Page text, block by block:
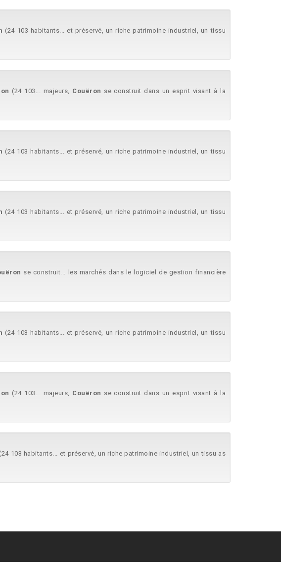
(24 103 habitants... et préservé, un riche patrimoine industriel, un tissu
(24 103... majeurs, Couëron se construit dans un esprit visant à la
(24 103 habitants... et préservé, un riche patrimoine industriel, un tissu
(24 103 habitants... et préservé, un riche patrimoine industriel, un tissu
se construit... les marchés dans le logiciel de gestion financière
(24 103 habitants... et préservé, un riche patrimoine industriel, un tissu
(24 103... majeurs, Couëron se construit dans un esprit visant à la
(24 103 habitants... et préservé, un riche patrimoine industriel, un tissu as